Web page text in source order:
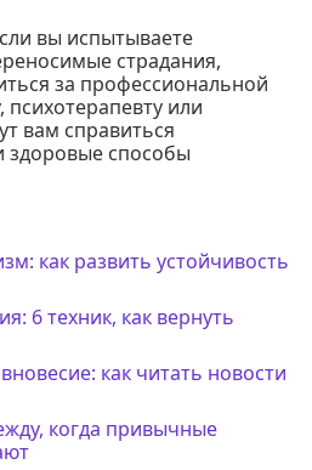
вы испытываете
страдания,
за профессиональной
или
вам справиться
здоровые способы
как развить устойчивость
6 техник, как вернуть
как читать новости
когда привычные